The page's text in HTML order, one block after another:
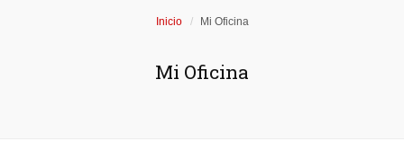
Inicio Mi Oficina
Mi Oficina